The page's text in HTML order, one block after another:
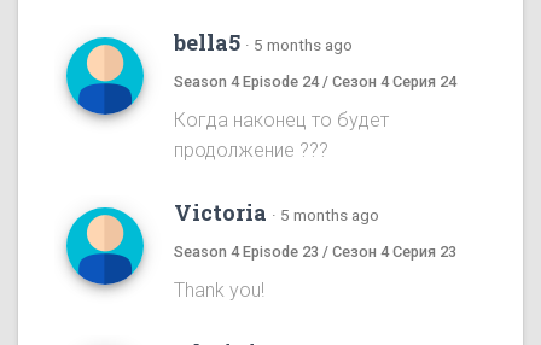
bella5 · 5 months ago
Season 4 Episode 24 / Сезон 4 Серия 24
Когда наконец то будет
продолжение ???
Victoria · 5 months ago
Season 4 Episode 23 / Сезон 4 Серия 23
Thank you!